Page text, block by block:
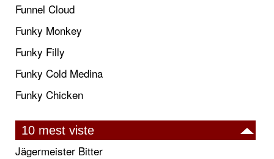
Funnel Cloud
Funky Monkey
Funky Filly
Funky Cold Medina
Funky Chicken
10 mest viste
Jägermeister Bitter